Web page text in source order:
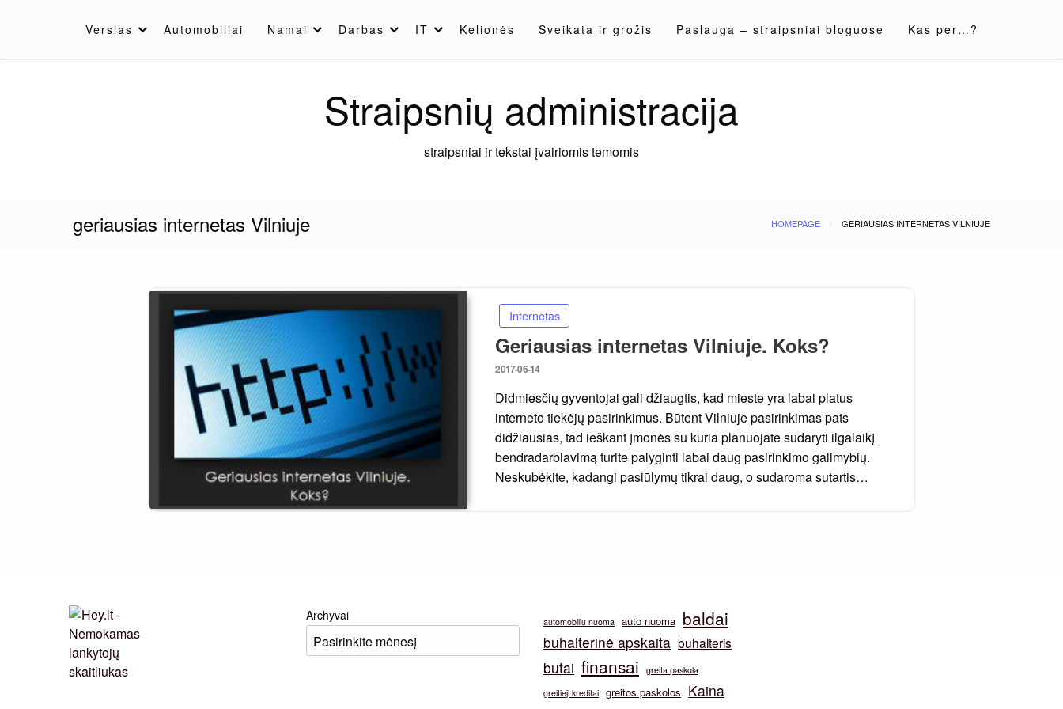
Verslas Automobiliai Namai Darbas IT Kelionės Sveikata ir grožis Paslauga – straipsniai bloguose Kas per…?
Straipsnių administracija
straipsniai ir tekstai įvairiomis temomis
geriausias internetas Vilniuje HOMEPAGE GERIAUSIAS INTERNETAS VILNIUJE
Internetas
Geriausias internetas Vilniuje. Koks?
Posted
2017-06-14
Didmiesčių gyventojai gali džiaugtis, kad mieste yra labai platus
interneto tiekėjų pasirinkimus. Būtent Vilniuje pasirinkimas pats
didžiausias, tad ieškant įmonės su kuria planuojate sudaryti ilgalaikį
bendradarbiavimą turite palyginti labai daug pasirinkimo galimybių.
Neskubėkite, kadangi pasiūlymų tikrai daug, o sudaroma sutartis…
Archyvai automobiliu nuoma auto nuoma baldai
buhalterinė apskaita buhalteris
butai finansai
greita paskola
greitieji kreditai greitos paskolos Kaina